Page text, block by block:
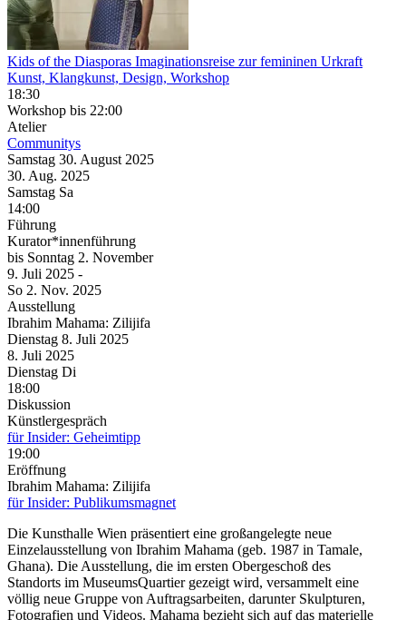
Kids of the Diasporas Imaginationsreise zur femininen Urkraft
Kunst, Klangkunst, Design, Workshop
18:30
Workshop bis 22:00
Atelier
Communitys
Samstag 30. August 2025
30. Aug. 2025
Samstag Sa
14:00
Führung
Kurator*innenführung
bis Sonntag 2. November
9. Juli 2025 -
So 2. Nov. 2025
Ausstellung
Ibrahim Mahama: Zilijifa
Dienstag 8. Juli 2025
8. Juli 2025
Dienstag Di
18:00
Diskussion
Künstlergespräch
für Insider: Geheimtipp
19:00
Eröffnung
Ibrahim Mahama: Zilijifa
für Insider: Publikumsmagnet
Die Kunsthalle Wien präsentiert eine großangelegte neue
Einzelausstellung von Ibrahim Mahama (geb. 1987 in Tamale,
Ghana). Die Ausstellung, die im ersten Obergeschoß des
Standorts im MuseumsQuartier gezeigt wird, versammelt eine
völlig neue Gruppe von Auftragsarbeiten, darunter Skulpturen,
Fotografien und Videos. Mahama bezieht sich auf das materielle